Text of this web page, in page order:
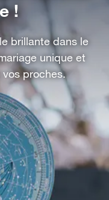
!
brillante dans le
unique et
proches.